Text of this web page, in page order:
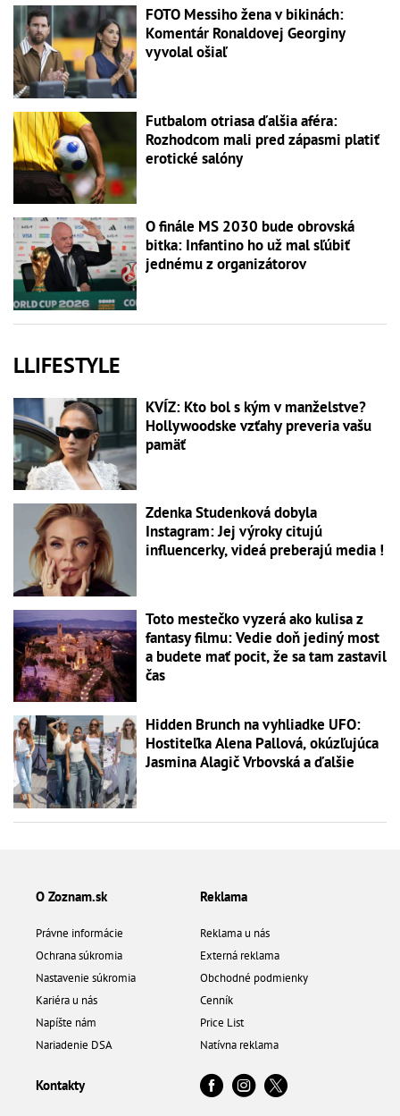
FOTO Messiho žena v bikinách:
Komentár Ronaldovej Georginy
vyvolal ošiaľ
Futbalom otriasa ďalšia aféra:
Rozhodcom mali pred zápasmi platiť
erotické salóny
O finále MS 2030 bude obrovská
bitka: Infantino ho už mal sľúbiť
jednému z organizátorov
LLIFESTYLE
KVÍZ: Kto bol s kým v manželstve?
Hollywoodske vzťahy preveria vašu
pamäť
Zdenka Studenková dobyla
Instagram: Jej výroky citujú
influencerky, videá preberajú media !
Toto mestečko vyzerá ako kulisa z
fantasy filmu: Vedie doň jediný most
a budete mať pocit, že sa tam zastavil
čas
Hidden Brunch na vyhliadke UFO:
Hostiteľka Alena Pallová, okúzľujúca
Jasmina Alagič Vrbovská a ďalšie
O Zoznam.sk
Právne informácie
Ochrana súkromia
Nastavenie súkromia
Kariéra u nás
Napíšte nám
Nariadenie DSA
Reklama
Reklama u nás
Externá reklama
Obchodné podmienky
Cenník
Price List
Natívna reklama
Kontakty